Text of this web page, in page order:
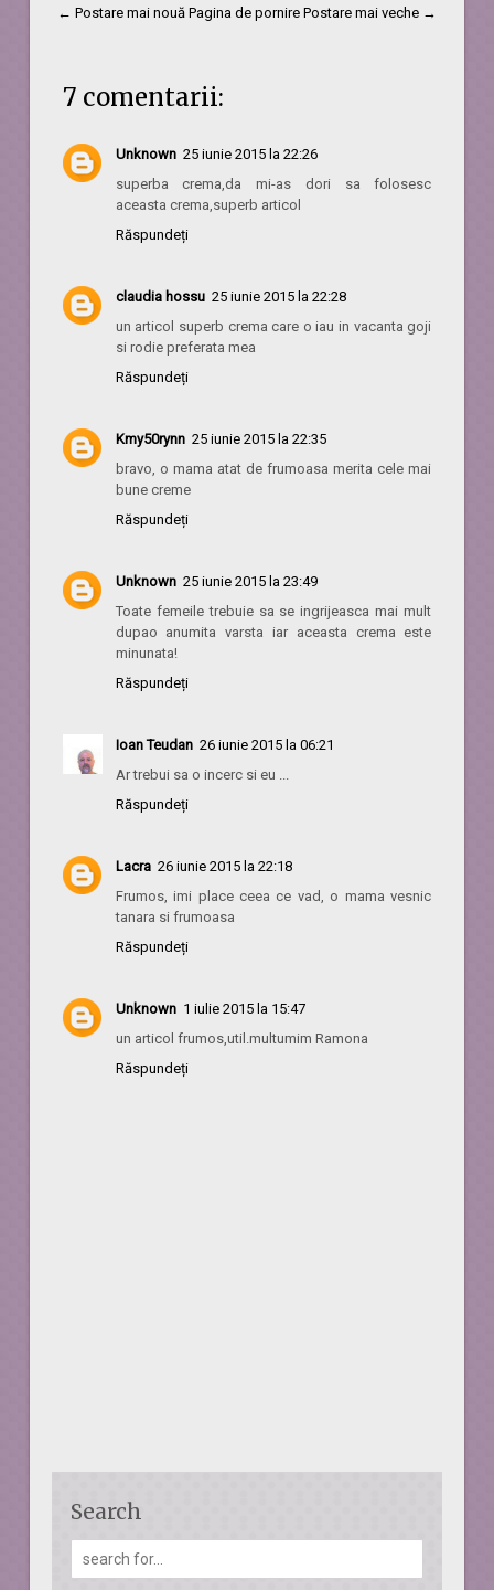
← Postare mai nouă Postare mai veche →
Pagina de pornire
7 comentarii:
Unknown 25 iunie 2015 la 22:26
superba crema,da mi-as dori sa folosesc
aceasta crema,superb articol
Răspundeți
claudia hossu 25 iunie 2015 la 22:28
un articol superb crema care o iau in vacanta goji
si rodie preferata mea
Răspundeți
Kmy50rynn 25 iunie 2015 la 22:35
bravo, o mama atat de frumoasa merita cele mai
bune creme
Răspundeți
Unknown 25 iunie 2015 la 23:49
Toate femeile trebuie sa se ingrijeasca mai mult
dupao anumita varsta iar aceasta crema este
minunata!
Răspundeți
Ioan Teudan 26 iunie 2015 la 06:21
Ar trebui sa o incerc si eu ...
Răspundeți
Lacra 26 iunie 2015 la 22:18
Frumos, imi place ceea ce vad, o mama vesnic
tanara si frumoasa
Răspundeți
Unknown 1 iulie 2015 la 15:47
un articol frumos,util.multumim Ramona
Răspundeți
Search